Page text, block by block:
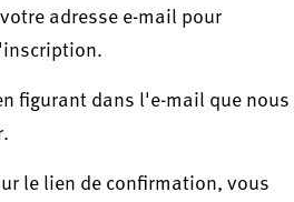
adresse e-mail pour
figurant dans l'e-mail que nous
le lien de confirmation, vous